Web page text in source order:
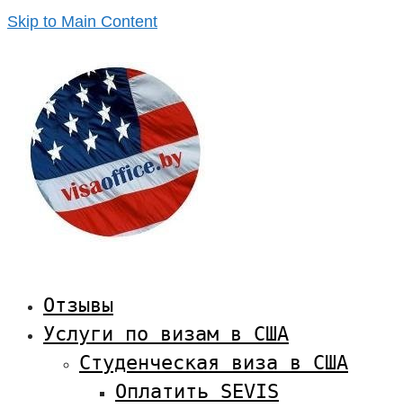
Skip to Main Content
Отзывы
Услуги по визам в США
Студенческая виза в США
Оплатить SEVIS